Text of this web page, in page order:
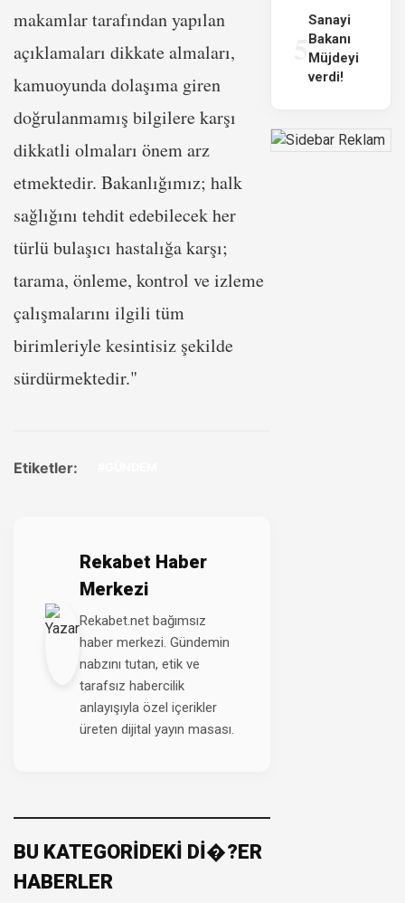
makamlar tarafından yapılan
açıklamaları dikkate almaları,
kamuoyunda dolaşıma giren
doğrulanmamış bilgilere karşı
dikkatli olmaları önem arz
etmektedir. Bakanlığımız; halk
sağlığını tehdit edebilecek her
türlü bulaşıcı hastalığa karşı;
tarama, önleme, kontrol ve izleme
çalışmalarını ilgili tüm
birimleriyle kesintisiz şekilde
sürdürmektedir."
Etiketler:
Rekabet Haber
Merkezi
Rekabet.net bağımsız
haber merkezi. Gündemin
nabzını tutan, etik ve
tarafsız habercilik
anlayışıyla özel içerikler
üreten dijital yayın masası.
BU KATEGORİDEKİ Dİ�?ER
HABERLER
Sanayi
Bakanı
Müjdeyi
verdi!